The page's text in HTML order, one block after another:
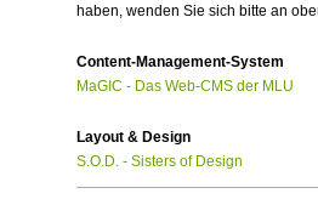
haben, wenden Sie sich bitte an
Content-Management-System
MaGIC - Das Web-CMS der MLU
Layout & Design
S.O.D. - Sisters of Design